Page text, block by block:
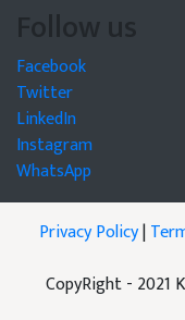
Follow us
Facebook
Twitter
LinkedIn
Instagram
WhatsApp
Privacy Policy|
CopyRight - 2021